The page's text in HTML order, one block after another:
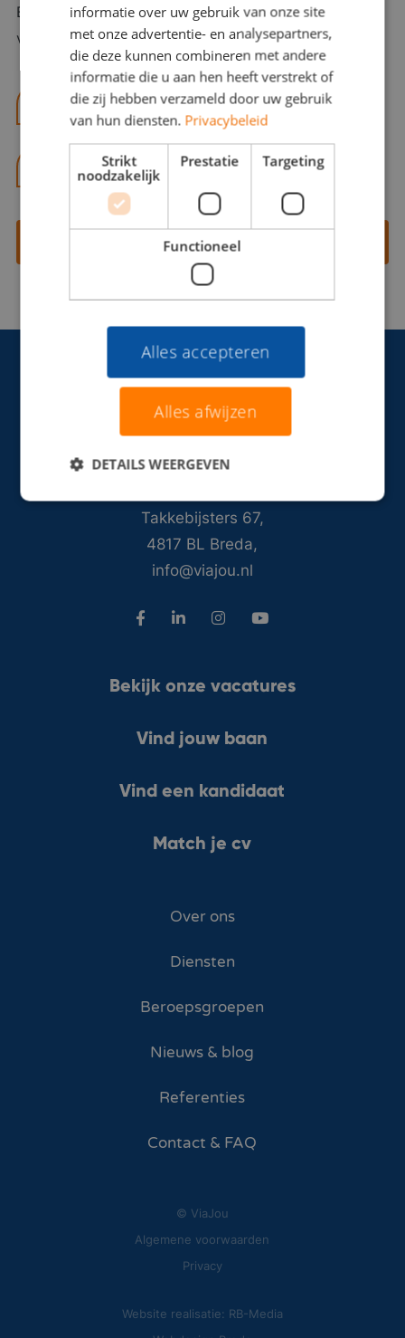
Bel of mail Benno met al jouw vragen. Benno staat
voor je klaar en helpt je graag!
benno@viajou.nl
06 13 28 62 71
Contact opnemen
Takkebijsters 67,
4817 BL Breda,
info@viajou.nl
Bekijk onze vacatures
Vind jouw baan
Vind een kandidaat
Match je cv
Over ons
Diensten
Beroepsgroepen
Nieuws & blog
Referenties
Contact & FAQ
© ViaJou
Algemene voorwaarden
Privacy
Website realisatie: RB-Media
informatie over uw gebruik van onze site
met onze advertentie- en analysepartners,
die deze kunnen combineren met andere
informatie die u aan hen heeft verstrekt of
die zij hebben verzameld door uw gebruik
van hun diensten. Privacybeleid
Strikt
noodzakelijk
Prestatie Targeting
Functioneel
Alles accepteren
Alles afwijzen
DETAILS WEERGEVEN